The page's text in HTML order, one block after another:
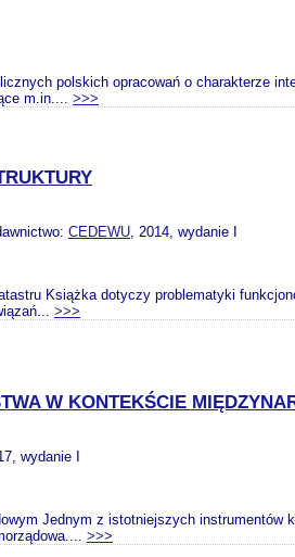
polskich opracowań o charakterze
m.in.... >>>
CEDEWU, 2014, wydanie I
Książka dotyczy problematyki
>>>
W KONTEKŚCIE
wydanie I
Jednym z istotniejszych instrumentów
>>>